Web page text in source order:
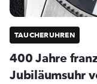
TAUCHERUHREN
400 Jahre
Jubiläumsuhr